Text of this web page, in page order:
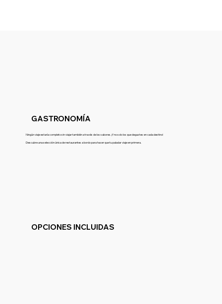
GASTRONOMÍA
Ningún viaje estaría completo sin viajar también a través de los sabores. ¡Y no solo los que degustes en cada destino!
Descubre una selección única de restaurantes a bordo para hacer que tu paladar viaje en primera.
OPCIONES INCLUIDAS